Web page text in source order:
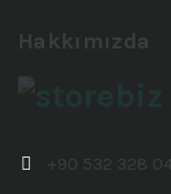
Hakkımızda
+90 532 328